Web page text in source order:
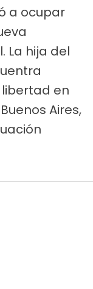
a ocupar
La hija del
en
Aires,